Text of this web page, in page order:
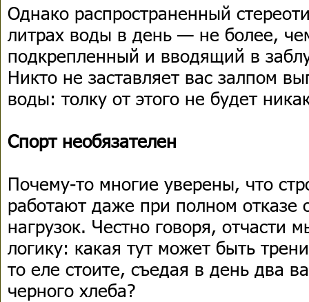
Однако распространенный
литрах воды в день — не более,
подкрепленный и вводящий в
Никто не заставляет вас залпом
воды: толку от этого не будет
Спорт необязателен
Почему-то многие уверены, что
работают даже при полном отказе
нагрузок. Честно говоря, отчасти
логику: какая тут может быть
то еле стоите, съедая в день два
черного хлеба?